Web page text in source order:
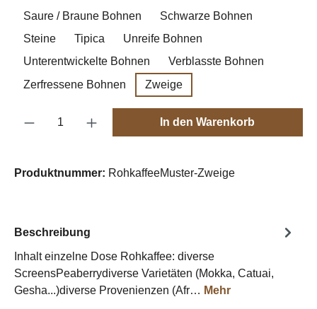
Saure / Braune Bohnen
Schwarze Bohnen
Steine
Tipica
Unreife Bohnen
Unterentwickelte Bohnen
Verblasste Bohnen
Zerfressene Bohnen
Zweige
Produkt Anzahl: Gib den gewünschten
In den Warenkorb
Produktnummer: RohkaffeeMuster-Zweige
Beschreibung
Inhalt einzelne Dose Rohkaffee: diverse
ScreensPeaberrydiverse Varietäten (Mokka, Catuai,
Gesha...)diverse Provenienzen (Afr… Mehr